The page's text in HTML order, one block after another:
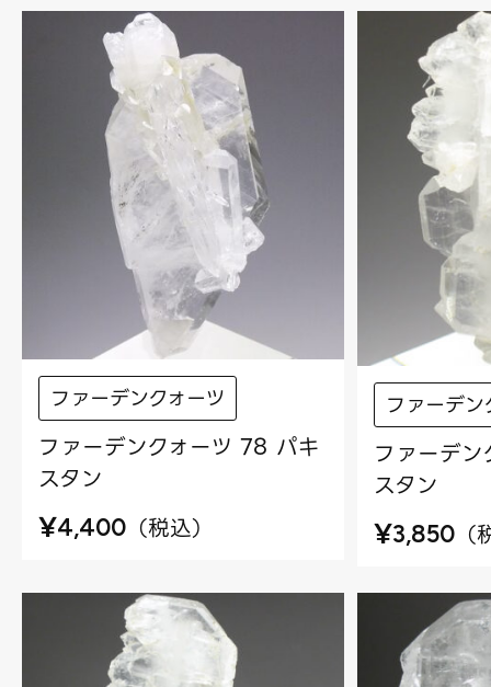
ファーデンクォーツ
ファーデンクォーツ 78 パキ
スタン
¥4,400 （税込）
ファーデン
ファーデ
スタン
¥3,850 （